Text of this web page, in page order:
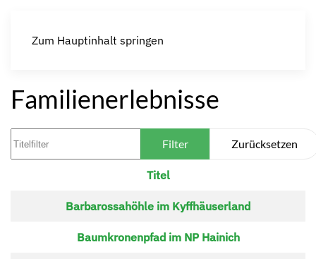
Zum Hauptinhalt springen
Familienerlebnisse
Titelfilter Filter Zurücksetzen
Titel
Barbarossahöhle im Kyffhäuserland
Baumkronenpfad im NP Hainich